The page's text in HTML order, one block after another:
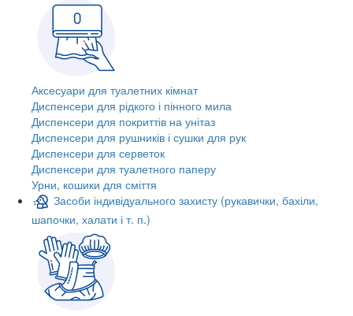
Аксесуари для туалетних кімнат
Диспенсери для рідкого і пінного мила
Диспенсери для покриттів на унітаз
Диспенсери для рушників і сушки для рук
Диспенсери для серветок
Диспенсери для туалетного паперу
Урни, кошики для сміття
Засоби індивідуального захисту (рукавички, бахіли,
шапочки, халати і т. п.)